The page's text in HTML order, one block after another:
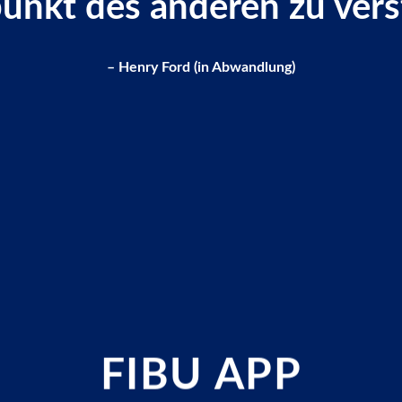
des anderen zu
– Henry Ford (in Abwandlung)
FIBU APP